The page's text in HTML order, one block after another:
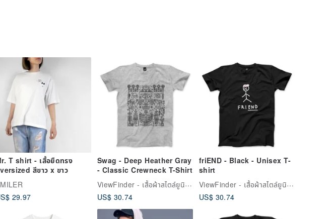
Mr. T shirt - เสื้อยืดทรง
oversized สีขาว x ขาว
SMILER
US$ 29.97
Swag - Deep Heather Gray
- Classic Crewneck T-Shirt
US$ 30.74
friEND - Black - Unisex T-
US$ 30.74